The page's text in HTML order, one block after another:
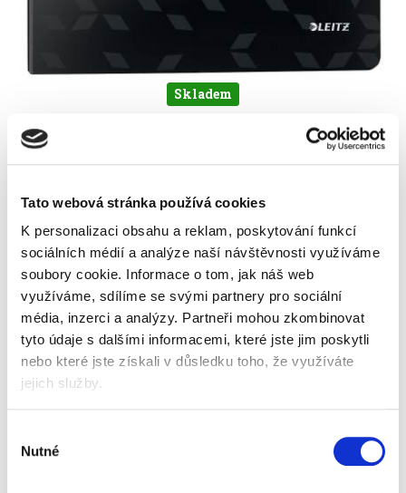
Tato webová stránka používá cookies
K personalizaci obsahu a reklam, poskytování funkcí
sociálních médií a analýze naší návštěvnosti využíváme
soubory cookie. Informace o tom, jak náš web
využíváme, sdílíme se svými partnery pro sociální
média, inzerci a analýzy. Partneři mohou zkombinovat
tyto údaje s dalšími informacemi, které jste jim poskytli
nebo které jste získali v důsledku toho, že využíváte
jejich služby.
souhlasu
Nutné
Skladem